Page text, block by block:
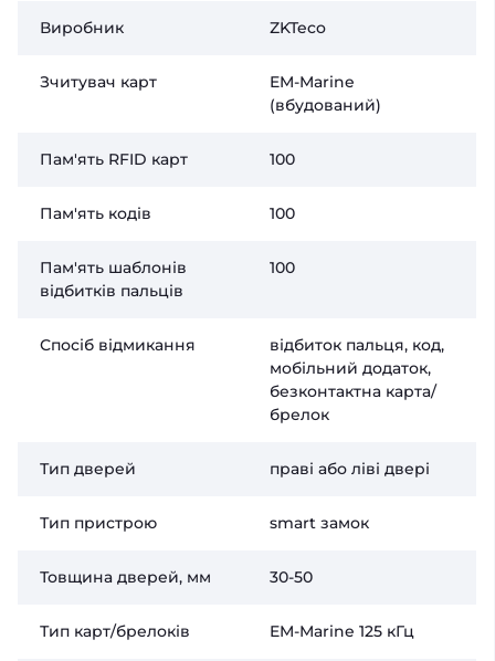
Виробник ZKTeco
Зчитувач карт
EM-Marine
(вбудований)
Пам'ять RFID карт 100
Пам'ять кодів 100
Пам'ять шаблонів
відбитків пальців
100
Спосіб відмикання
відбиток пальця, код,
мобільний додаток,
безконтактна карта/
брелок
Тип дверей праві або ліві двері
Тип пристрою smart замок
Товщина дверей, мм 30-50
Тип карт/брелоків EM-Marine 125 кГц